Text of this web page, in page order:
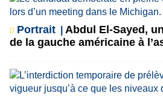
Portrait
Abdul El-Sayed,
de la gauche américaine à